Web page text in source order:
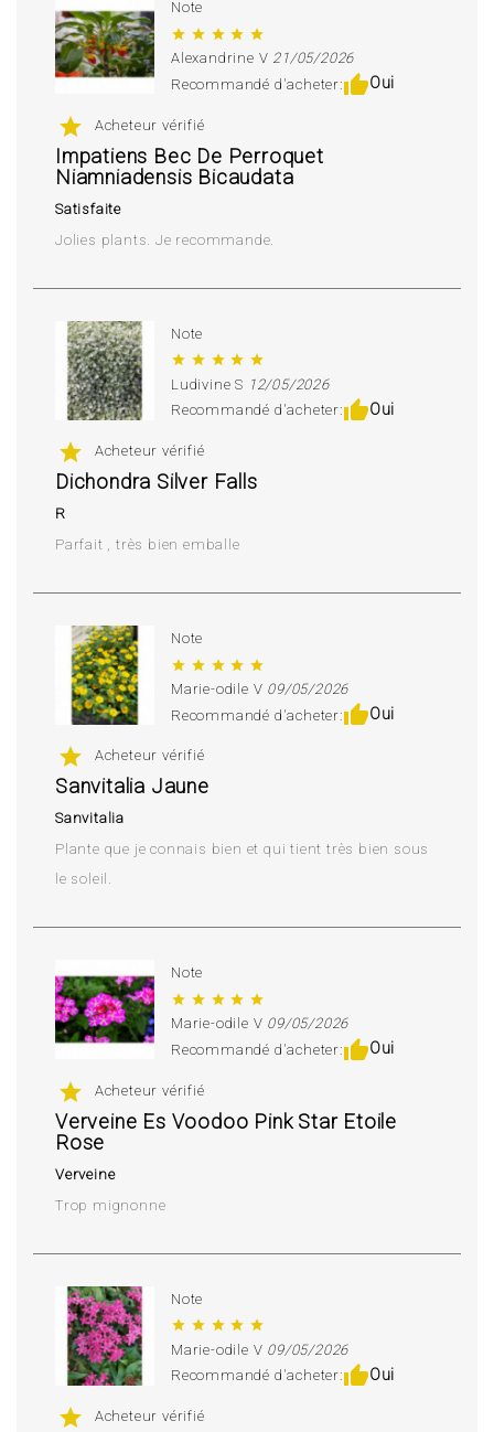
Note
star star star star star
Alexandrine V 21/05/2026
Recommandé d'acheter:thumb_upOui
star Acheteur vérifié
Impatiens Bec De Perroquet
Niamniadensis Bicaudata
Satisfaite
Jolies plants. Je recommande.
Note
star star star star star
Ludivine S 12/05/2026
Recommandé d'acheter:thumb_upOui
star Acheteur vérifié
Dichondra Silver Falls
R
Parfait , très bien emballe
Note
star star star star star
Marie-odile V 09/05/2026
Recommandé d'acheter:thumb_upOui
star Acheteur vérifié
Sanvitalia Jaune
Sanvitalia
Plante que je connais bien et qui tient très bien sous
le soleil.
Note
star star star star star
Marie-odile V 09/05/2026
Recommandé d'acheter:thumb_upOui
star Acheteur vérifié
Verveine Es Voodoo Pink Star Etoile
Rose
Verveine
Trop mignonne
Note
star star star star star
Marie-odile V 09/05/2026
Recommandé d'acheter:thumb_upOui
star Acheteur vérifié